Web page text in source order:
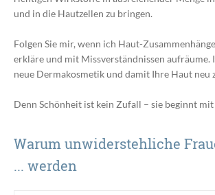
und in die Hautzellen zu bringen.
Folgen Sie mir, wenn ich Haut-
erkläre und mit Missverständnissen aufräume.
neue Dermakosmetik und damit Ihre Haut neu
Denn Schönheit ist kein Zufall – sie beginnt mit
Warum unwiderstehliche
... werden